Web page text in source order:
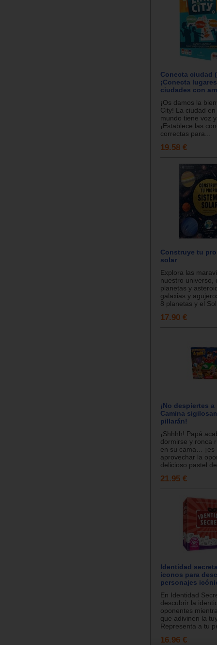
Conecta ciudad
¡Conecta
ciudades con
¡Os damos la
City! La ciudad
mundo tiene voz
¡Establece las
correctas para...
19.58 €
Construye tu
solar
Explora las
nuestro universo,
planetas y
galaxias y
8 planetas y el
17.90 €
¡No despiertes a
Camina
pillarán!
¡Shhhh! Papá
dormirse y ronca
en su cama… ¡es
aprovechar la
delicioso pastel
21.95 €
Identidad
iconos para
personajes
En Identidad
descubrir la
oponentes
que adivinen la
Representa a tu
16.96 €